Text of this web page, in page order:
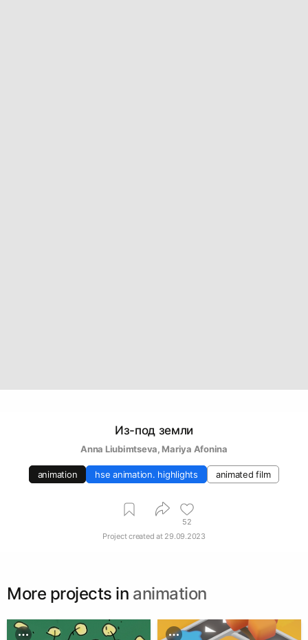
Из-под земли
Аnna Liubimtseva, Mariya Afonina
animation hse animation. highlights animated film
52
Project created at 29.09.2023
More projects in animation